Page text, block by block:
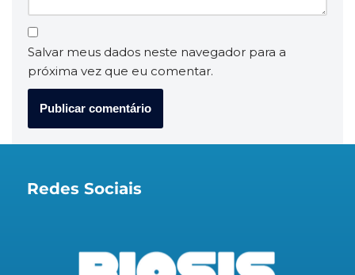
Salvar meus dados neste navegador para a
próxima vez que eu comentar.
Redes Sociais